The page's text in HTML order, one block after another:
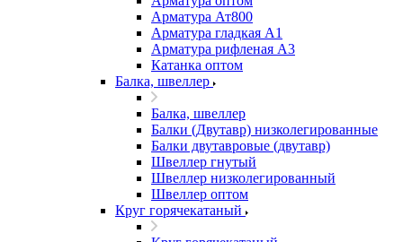
Арматура Ат800
Арматура гладкая А1
Арматура рифленая А3
Катанка оптом
Балка, швеллер
Балка, швеллер
Балки (Двутавр) низколегированные
Балки двутавровые (двутавр)
Швеллер гнутый
Швеллер низколегированный
Швеллер оптом
Круг горячекатаный